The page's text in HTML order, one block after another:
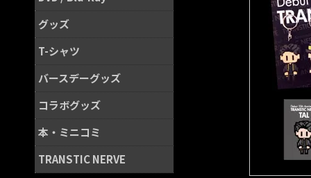
グッズ
T-シャツ
バースデーグッズ
コラボグッズ
本・ミニコミ
TRANSTIC NERVE